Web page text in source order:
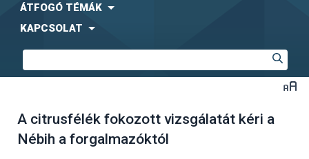
ÁTFOGÓ TÉMÁK
KAPCSOLAT
A citrusfélék fokozott vizsgálatát kéri a
Nébih a forgalmazóktól